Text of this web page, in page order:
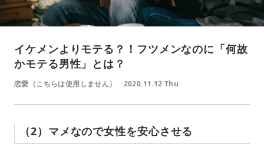
イケメンよりモテる？！フツメンなのに「何故
かモテる男性」とは？
恋愛（こちらは使用しません） 2020.11.12 Thu
（2）マメなので女性を安心させる